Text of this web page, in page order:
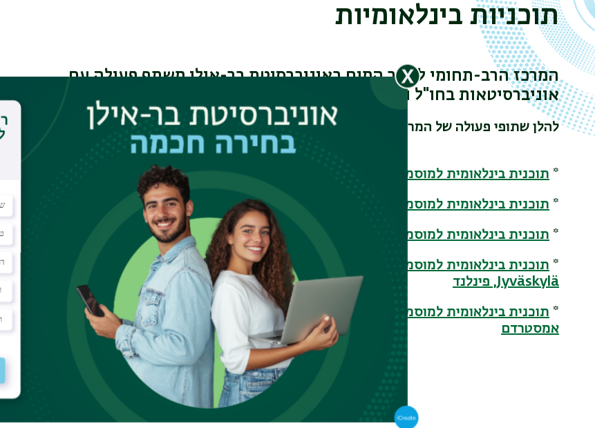
תוכניות בינלאומיות
המרכז הרב-תחומי לחקר המוח באוניברסיטת בר-אילן משתף פעולה עם
אוניברסיטאות בחו"ל וקיימים בו מספר מסלולים בינלאומיים
להלן שתופי פעולה של המרכז עם מוסדות אקדמיים מובילים בעולם:
* תוכנית בינלאומית למוסמך NeuroData במסגרת Erasmus Mundus Joint Masters
* תוכנית בינלאומית למוסמך במדעי המוח במגמת מדעי הנתונים בשיתוף עם אוניברסיטת ליסבון
* תוכנית בינלאומית למוסמך במדעי המוח ומדעי הנתונים בשיתןף עם אוניברסיטת פדובה איטליה
* תוכנית בינלאומית למוסמך במדעי המוח ומדעי הנתונים בשיתוף עםUniversity of
Jyväskylä, פינלנד
* תוכנית בינלאומית למוסמך במדעי המוח ומדעי הנתונים בשיתןף עם
אמסטרדם